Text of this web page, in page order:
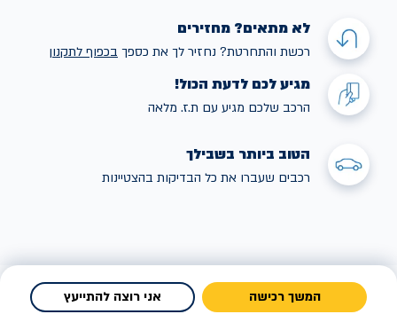
לא מתאים? מחזירים
רכשת והתחרטת? נחזיר לך את כספך בכפוף לתקנון
מגיע לכם לדעת הכול!
הרכב שלכם מגיע עם ת.ז. מלאה
הטוב ביותר בשבילך
רכבים שעברו את כל הבדיקות בהצטיינות
המשך רכישה אני רוצה להתייעץ